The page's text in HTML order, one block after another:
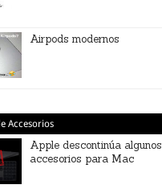
Airpods modernos
Accesorios
Apple descontinúa algunos
accesorios para Mac